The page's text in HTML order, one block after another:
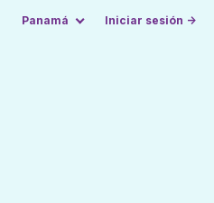
Panamá Iniciar sesión →